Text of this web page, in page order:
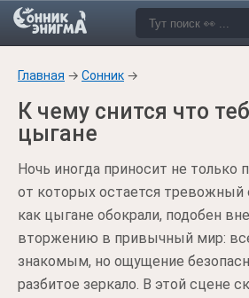
Главная → Сонник →
К чему снится что
цыгане
Ночь иногда приносит не только
от которых остается тревожный
как цыгане обокрали, подобен
вторжению в привычный мир:
знакомым, но ощущение
разбитое зеркало. В этой сцене